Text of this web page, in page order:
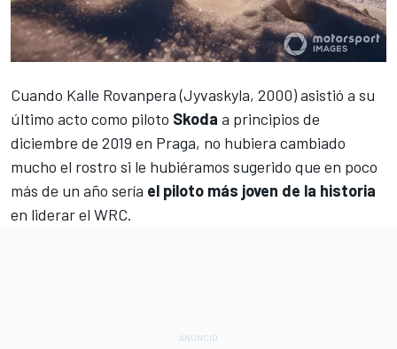
Cuando Kalle Rovanpera(Jyvaskyla, 2000) asistió a su
último acto como piloto Skoda a principios de
diciembre de 2019 en Praga, no hubiera cambiado
mucho el rostro si le hubiéramos sugerido que en poco
más de un año sería el piloto más joven de la historia
en liderar el WRC.